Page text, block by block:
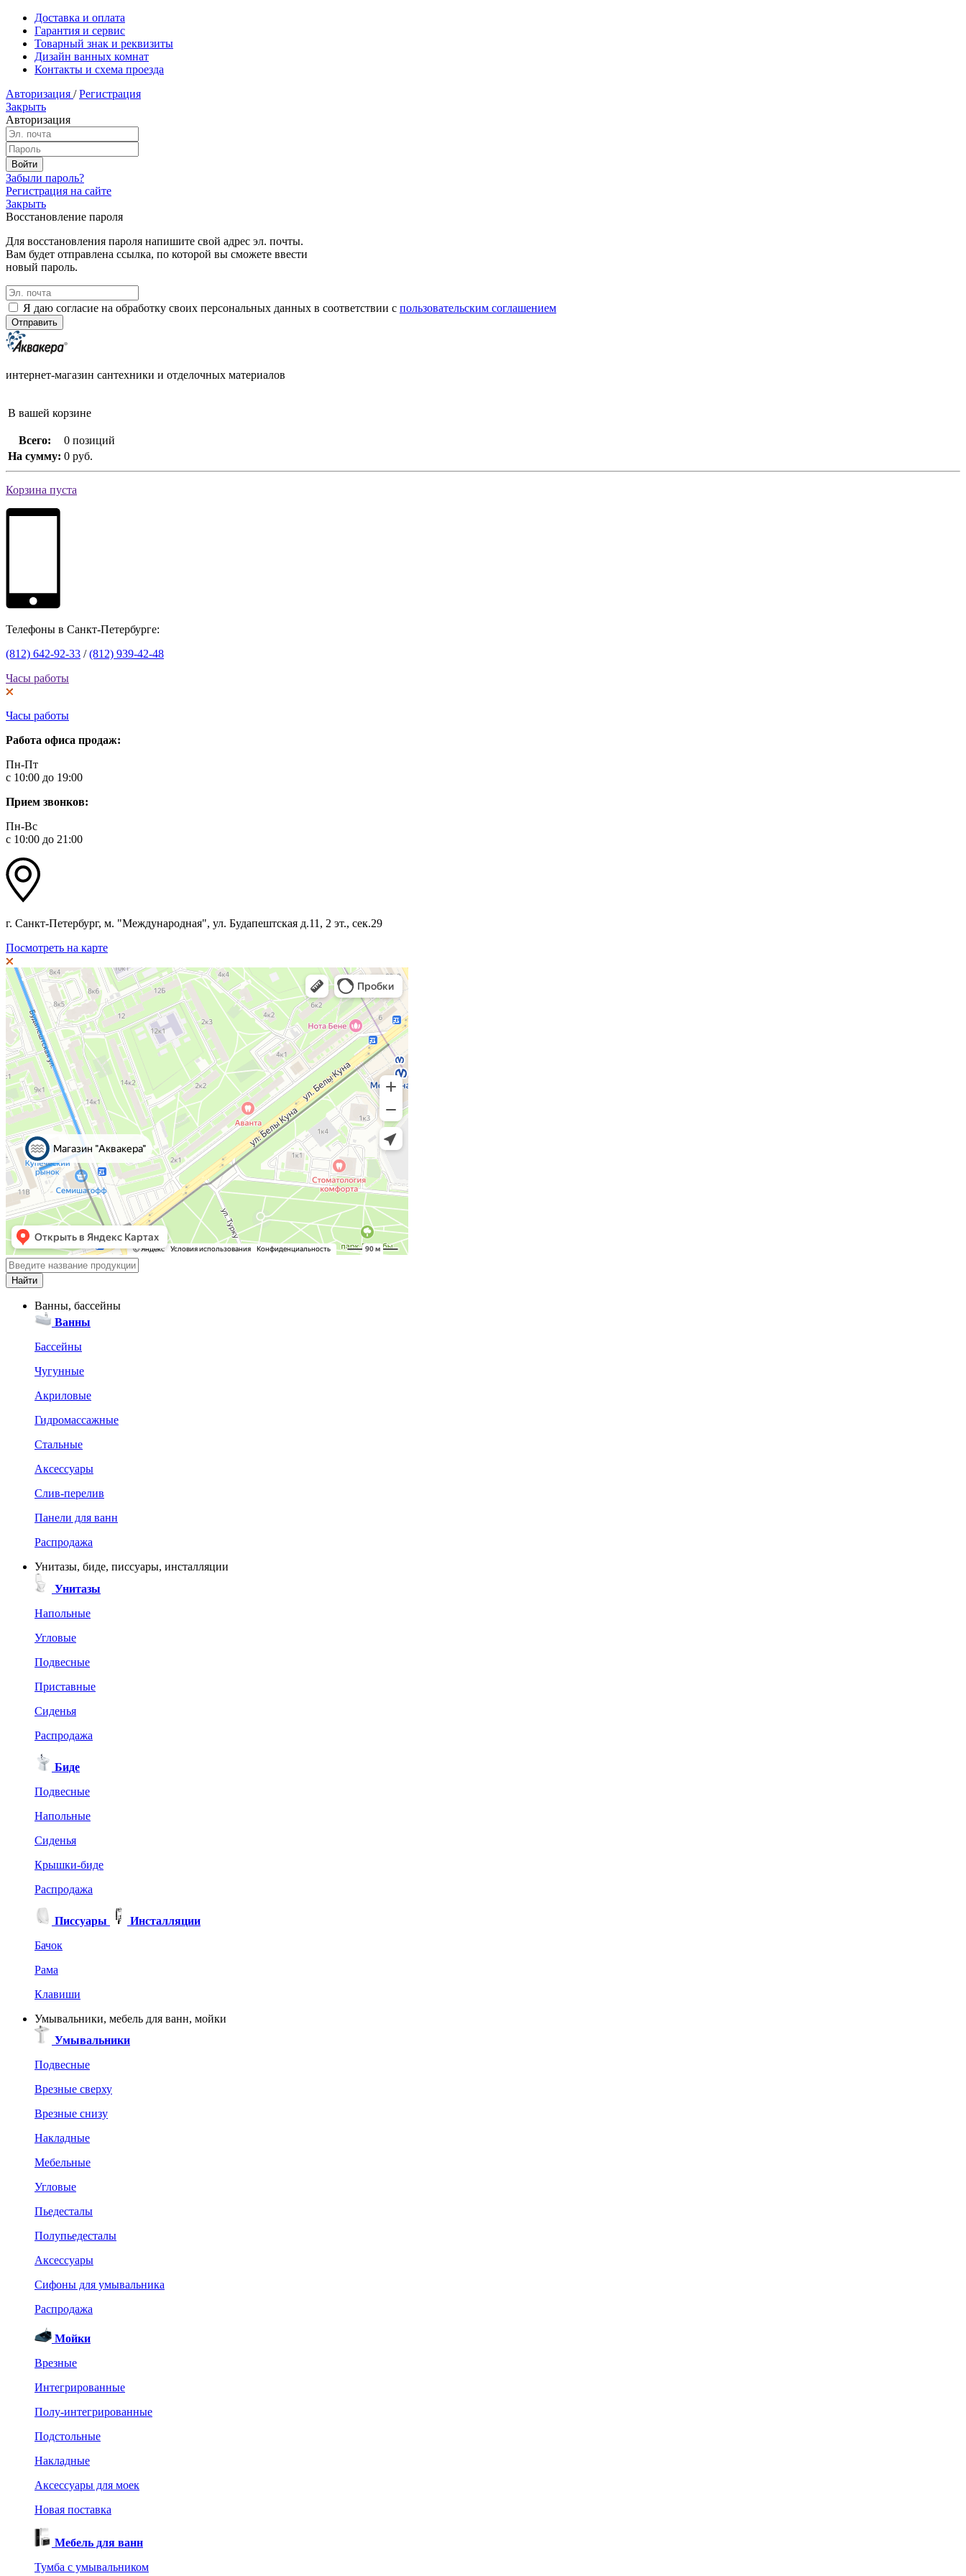
Доставка и оплата
Гарантия и сервис
Товарный знак и реквизиты
Дизайн ванных комнат
Контакты и схема проезда
Авторизация / Регистрация
Закрыть
Авторизация
Забыли пароль?
Регистрация на сайте
Закрыть
Восстановление пароля
Для восстановления пароля напишите свой адрес эл. почты.
Вам будет отправлена ссылка, по которой вы сможете ввести
новый пароль.
Я даю согласие на обработку своих персональных данных в соответствии с пользовательским соглашением
интернет-магазин сантехники и отделочных материалов
В вашей корзине
Всего:
0 позиций
На сумму: 0 руб.
Корзина пуста
Телефоны в Санкт-Петербурге:
(812) 642-92-33 /(812) 939-42-48
Часы работы
Часы работы
Работа офиса продаж:
Пн-Пт
с 10:00 до 19:00
Прием звонков:
Пн-Вс
с 10:00 до 21:00
г. Санкт-Петербург, м. "Международная", ул. Будапештская д.11, 2 эт., сек.29
Посмотреть на карте
Ванны, бассейны
Ванны
Бассейны
Чугунные
Акриловые
Гидромассажные
Стальные
Аксессуары
Слив-перелив
Панели для ванн
Распродажа
Унитазы, биде, писсуары, инсталляции
Унитазы
Напольные
Угловые
Подвесные
Приставные
Сиденья
Распродажа
Биде
Подвесные
Напольные
Сиденья
Крышки-биде
Распродажа
Писсуары
Инсталляции
Бачок
Рама
Клавиши
Умывальники, мебель для ванн, мойки
Умывальники
Подвесные
Врезные сверху
Врезные снизу
Накладные
Мебельные
Угловые
Пьедесталы
Полупьедесталы
Аксессуары
Сифоны для умывальника
Распродажа
Мойки
Врезные
Интегрированные
Полу-интегрированные
Подстольные
Накладные
Аксессуары для моек
Новая поставка
Мебель для ванн
Тумба с умывальником